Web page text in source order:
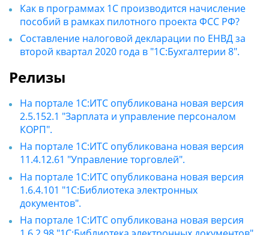
Как в программах 1С производится начисление
пособий в рамках пилотного проекта ФСС РФ?
Составление налоговой декларации по ЕНВД за
второй квартал 2020 года в "1С:Бухгалтерии 8".
Релизы
На портале 1С:ИТС опубликована новая версия
2.5.152.1 "Зарплата и управление персоналом
КОРП".
На портале 1С:ИТС опубликована новая версия
11.4.12.61 "Управление торговлей".
На портале 1С:ИТС опубликована новая версия
1.6.4.101 "1С:Библиотека электронных
документов".
На портале 1С:ИТС опубликована новая версия